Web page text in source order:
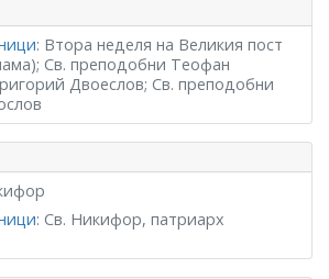
: Втора неделя на Великия пост
Св. преподобни Теофан
Двоеслов; Св. преподобни
: Св. Никифор, патриарх